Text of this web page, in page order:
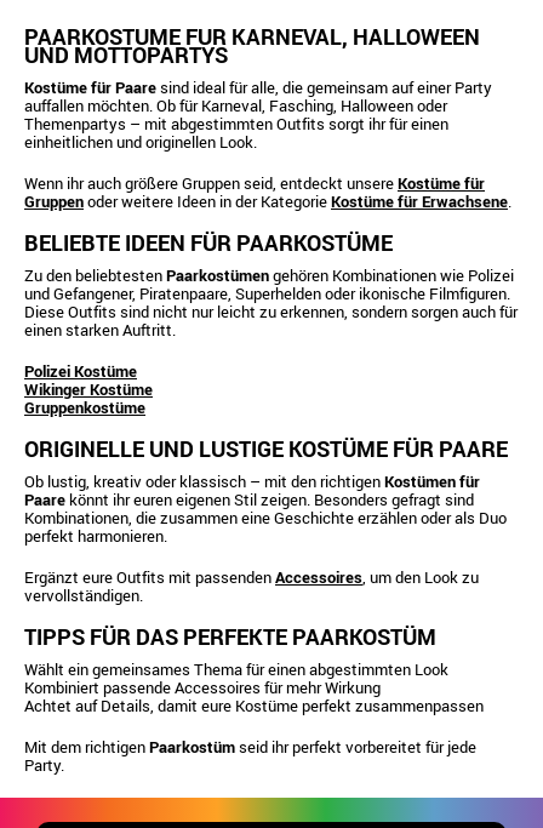
PAARKOSTÜME FÜR KARNEVAL, HALLOWEEN
UND MOTTOPARTYS
Kostüme für Paaresind ideal für alle, die gemeinsam auf einer Party
auffallen möchten. Ob für Karneval, Fasching, Halloween oder
Themenpartys – mit abgestimmten Outfits sorgt ihr für einen
einheitlichen und originellen Look.
Wenn ihr auch größere Gruppen seid, entdeckt unsereKostüme für
Gruppenoder weitere Ideen in der KategorieKostüme für Erwachsene
BELIEBTE IDEEN FÜR PAARKOSTÜME
Zu den beliebtestenPaarkostümengehören Kombinationen wie Polizei
und Gefangener, Piratenpaare, Superhelden oder ikonische Filmfiguren.
Diese Outfits sind nicht nur leicht zu erkennen, sondern sorgen auch für
einen starken Auftritt.
Polizei Kostüme
Wikinger Kostüme
Gruppenkostüme
ORIGINELLE UND LUSTIGE KOSTÜME FÜR PAARE
Ob lustig, kreativ oder klassisch – mit den richtigenKostümen für
Paare könnt ihr euren eigenen Stil zeigen. Besonders gefragt sind
Kombinationen, die zusammen eine Geschichte erzählen oder als Duo
perfekt harmonieren.
Ergänzt eure Outfits mit passendenAccessoires , um den Look zu
vervollständigen.
TIPPS FÜR DAS PERFEKTE PAARKOSTÜM
Wählt ein gemeinsames Thema für einen abgestimmten Look
Kombiniert passende Accessoires für mehr Wirkung
Achtet auf Details, damit eure Kostüme perfekt zusammenpassen
Mit dem richtigenPaarkostümseid ihr perfekt vorbereitet für jede
Party.